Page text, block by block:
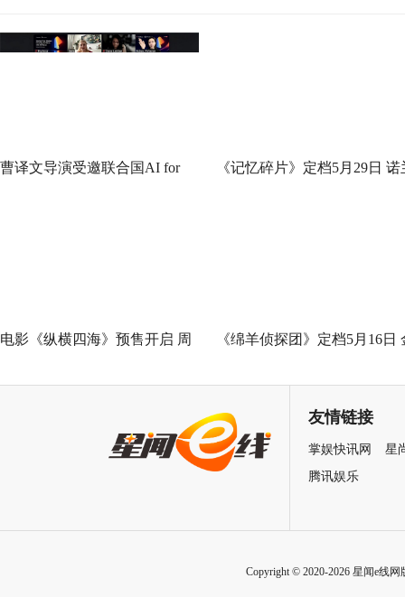
曹译文导演受邀联合国AI for 《记忆碎片》定档5月29日 诺
电影《纵横四海》预售开启 周 《绵羊侦探团》定档5月16日
友情链接
掌娱快讯网
星
腾讯娱乐
Copyright © 2020-2026 星闻e线